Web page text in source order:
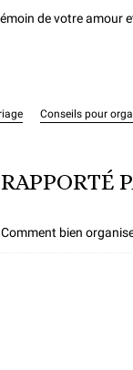
de votre amour
Conseils pour
RAPPORTÉ
Comment bien